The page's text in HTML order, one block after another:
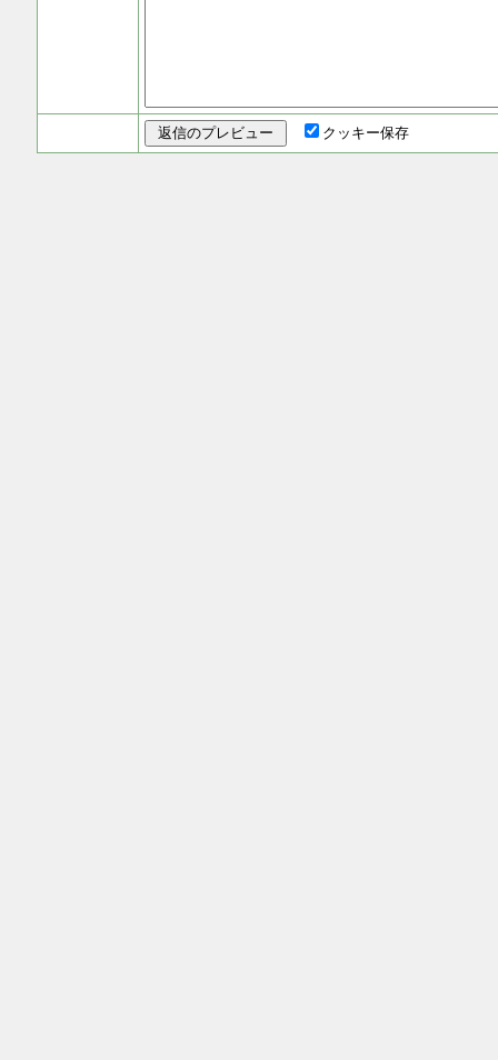
クッキー保存